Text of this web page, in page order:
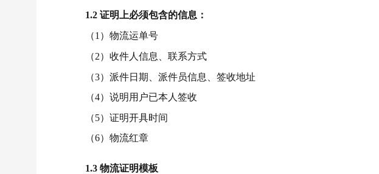
1.2 证明上必须包含的信息：
（1）物流运单号
（2）收件人信息、联系方式
（3）派件日期、派件员信息、签收地址
（4）说明用户已本人签收
（5）证明开具时间
（6）物流红章
1.3 物流证明模板